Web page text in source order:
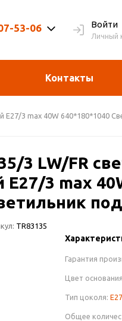
53-06 Войти
Личный
Контакты
3 max 40W 640*180*1040
3 LW/FR
3 max
TR83135
Гарантия
Цвет
Тип цоколя: E27
Общее